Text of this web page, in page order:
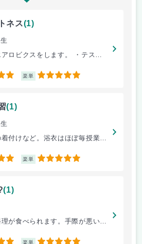
ネス(1)
・講義はエアロビクスをします。 ・テストは動きを少し長く構成し、それ
楽単 5
(1)
浴衣や袴の着付けなど。浴衣はほぼ毎授業で、１０回以上着る。
楽単 5
(1)
美味しい料理が食べられます。手際が悪いと時間内に終わりません。
楽単